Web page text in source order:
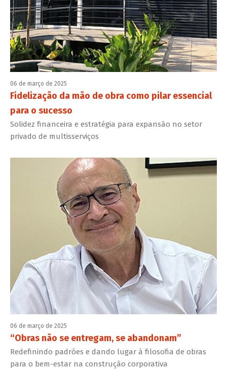
06 de março de 2025
Fidelização da mão de obra como pilar essencial
para o sucesso
Solidez financeira e estratégia para expansão no setor
privado de multisserviços
06 de março de 2025
“Obras não se entregam, se abandonam”
Redefinindo padrões e dando lugar à filosofia de obras
para o bem-estar na construção corporativa